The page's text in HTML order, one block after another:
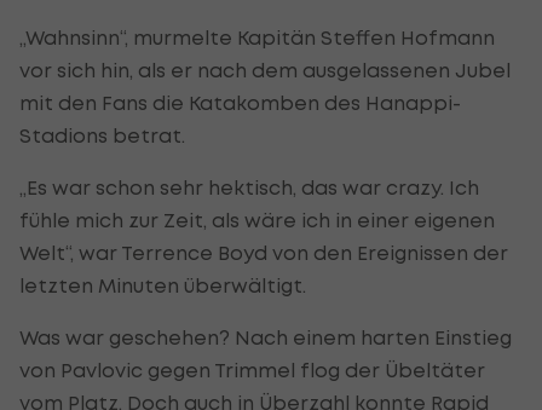
„Wahnsinn“, murmelte Kapitän Steffen Hofmann
vor sich hin, als er nach dem ausgelassenen Jubel
mit den Fans die Katakomben des Hanappi-
Stadions betrat.
„Es war schon sehr hektisch, das war crazy. Ich
fühle mich zur Zeit, als wäre ich in einer eigenen
Welt“, war Terrence Boyd von den Ereignissen der
letzten Minuten überwältigt.
Was war geschehen? Nach einem harten Einstieg
von Pavlovic gegen Trimmel flog der Übeltäter
vom Platz. Doch auch in Überzahl konnte Rapid